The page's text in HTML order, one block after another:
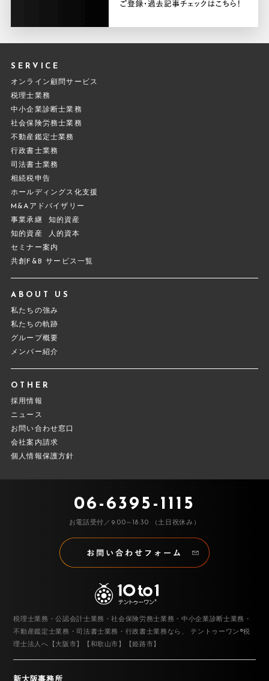
SERVICE
オンライン顧問サービス
税理士業務
中小企業診断士業務
社会保険労務士業務
不動産鑑定士業務
行政書士業務
司法書士業務
相続税申告
ホールディングス化支援
M&Aアドバイザリー
事業承継
知的資産
知的資産
人的資本
セミナー案内
共創F&B サービス一覧
ABOUT US
私たちの強み
私たちの軌跡
グループ概要
メンバー紹介
OTHER
採用情報
ニュース
お問い合わせ窓口
会社案内請求
個人情報保護方針
06-6395-1115
お電話受付／9:00～18:30 （土日祝休み）
税理士業務・公認会計士業務・社会保険労務士業務・中小企業診断士業務・
不動産鑑定士業務・司法書士業務・行政書士業務なら、
テントゥーワン®税
理士法人へ【大阪市】【和歌山市】【姫路市】